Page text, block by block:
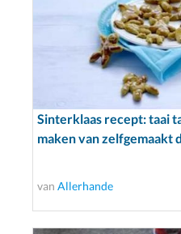
Sinterklaas recept: taai
maken van zelfgemaakt
van Allerhande